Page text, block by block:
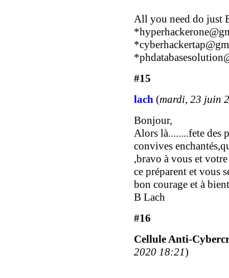
All you need do just
*
*
*
#15
lach (mardi, 23 juin
Bonjour,
Alors là........fete des
convives
,bravo à vous et
ce préparent et vous
bon courage et à
B Lach
#16
Cellule Anti-
2020 18:21)